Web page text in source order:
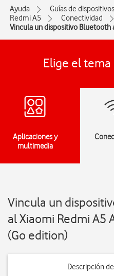
Ayuda Guías de dispositivos
Redmi A5
Conectividad
Vincula un dispositivo Bluetooth
Elige el
Aplicaciones y
multimedia
Vincula un
al Xiaomi Redmi A5
(Go edition)
Descripción